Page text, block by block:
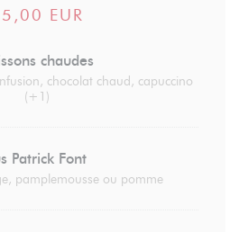
EUR
chaudes
chocolat chaud, capuccino
(+1)
Patrick Font
pamplemousse ou pomme